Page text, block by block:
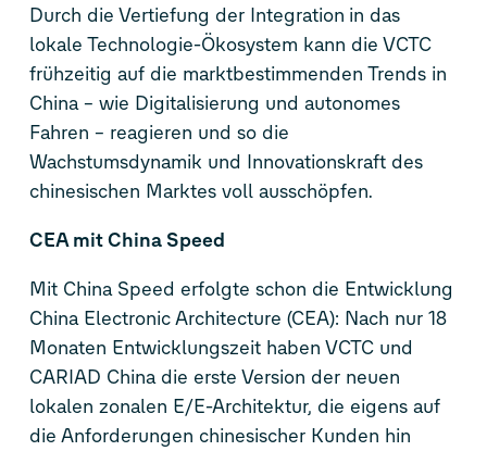
Durch die Vertiefung der Integration in das
lokale Technologie-Ökosystem kann die VCTC
frühzeitig auf die marktbestimmenden Trends in
China – wie Digitalisierung und autonomes
Fahren – reagieren und so die
Wachstumsdynamik und Innovationskraft des
chinesischen Marktes voll ausschöpfen.
CEA mit China Speed
Mit China Speed erfolgte schon die Entwicklung
China Electronic Architecture (CEA): Nach nur 18
Monaten Entwicklungszeit haben VCTC und
CARIAD China die erste Version der neuen
lokalen zonalen E/E-Architektur, die eigens auf
die Anforderungen chinesischer Kunden hin